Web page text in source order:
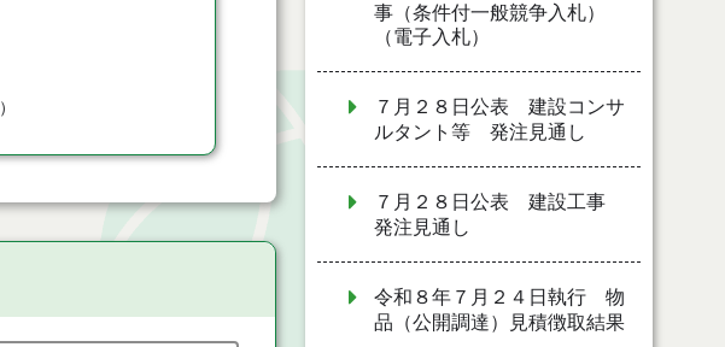
）
事（条件付一般競争入札）
（電子入札）
７月２８日公表 建設コンサ
ルタント等 発注見通し
７月２８日公表 建設工事
発注見通し
令和８年７月２４日執行 物
品（公開調達）見積徴取結果